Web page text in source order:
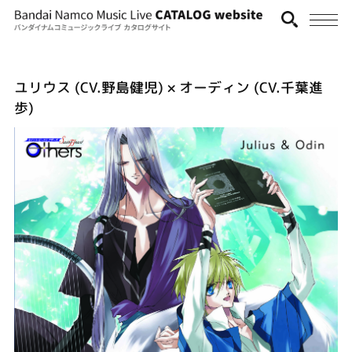
ユリウス (CV.野島健児) × オーディン (CV.千葉進
歩)